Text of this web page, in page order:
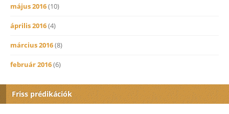
május 2016(10)
április 2016(4)
március 2016(8)
február 2016(6)
Friss prédikációk